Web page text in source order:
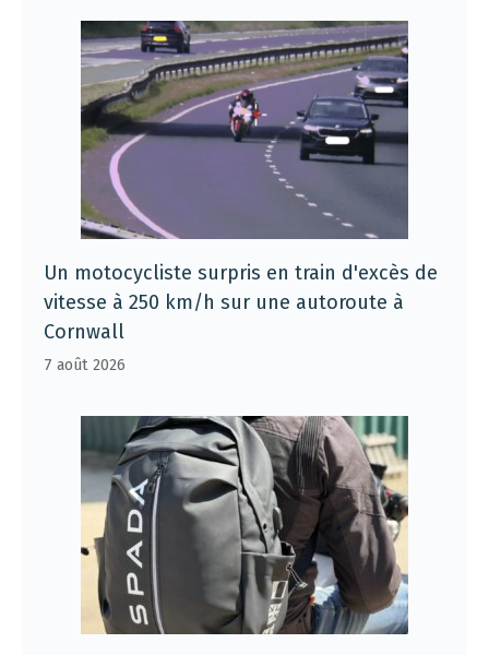
Un motocycliste surpris en train d'excès de
vitesse à 250 km/h sur une autoroute à
Cornwall
7 août 2026